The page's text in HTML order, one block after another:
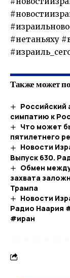
#нетаньяху
Также может
Российский
симпатию к
Что может
пятилетнего
Новости
Выпуск 630.
Обмен
захвата
Трампа
Новости
Радио Наария
#иран